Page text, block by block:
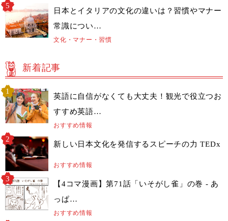
日本とイタリアの文化の違いは？習慣やマナー
常識につい…
文化・マナー・習慣
新着記事
英語に自信がなくても大丈夫！観光で役立つお
すすめ英語…
おすすめ情報
新しい日本文化を発信するスピーチの力 TEDx
おすすめ情報
【4コマ漫画】第71話「いそがし雀」の巻 - あ
っぱ…
おすすめ情報